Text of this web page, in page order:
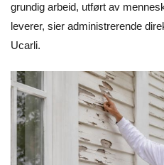
grundig arbeid, utført av
leverer, sier administrerende
Ucarli.